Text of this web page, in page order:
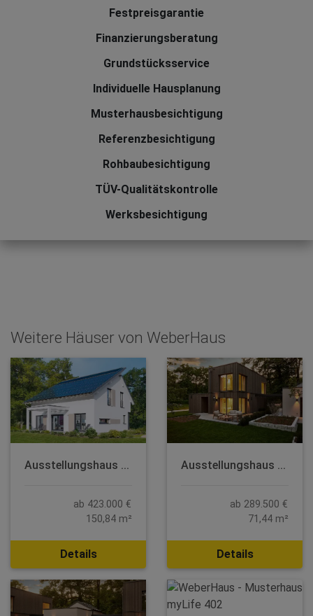
Festpreisgarantie
Finanzierungsberatung
Grundstücksservice
Individuelle Hausplanung
Musterhausbesichtigung
Referenzbesichtigung
Rohbaubesichtigung
TÜV-Qualitätskontrolle
Werksbesichtigung
Weitere Häuser von WeberHaus
Ausstellungshaus ...
ab 423.000 €
150,84 m²
Details
Ausstellungshaus ...
ab 289.500 €
71,44 m²
Details